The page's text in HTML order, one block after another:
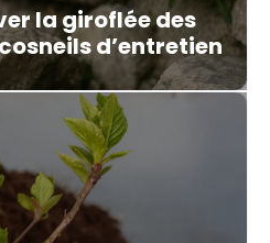
la giroflée des
d’entretien